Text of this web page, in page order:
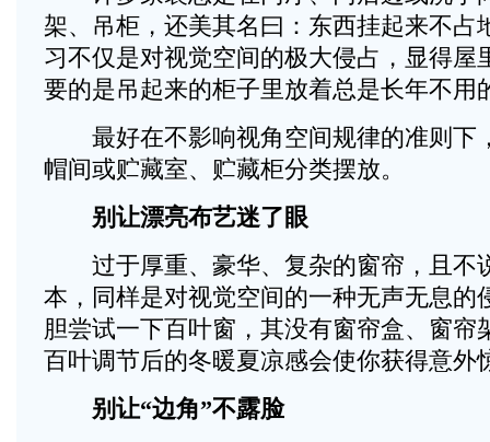
架、吊柜，还美其名曰：东西挂起来不占
习不仅是对视觉空间的极大侵占，显得屋
要的是吊起来的柜子里放着总是长年不用
最好在不影响视角空间规律的准则下
帽间或贮藏室、贮藏柜分类摆放。
别让漂亮布艺迷了眼
过于厚重、豪华、复杂的窗帘，且不
本，同样是对视觉空间的一种无声无息的
胆尝试一下百叶窗，其没有窗帘盒、窗帘
百叶调节后的冬暖夏凉感会使你获得意外
别让“边角”不露脸